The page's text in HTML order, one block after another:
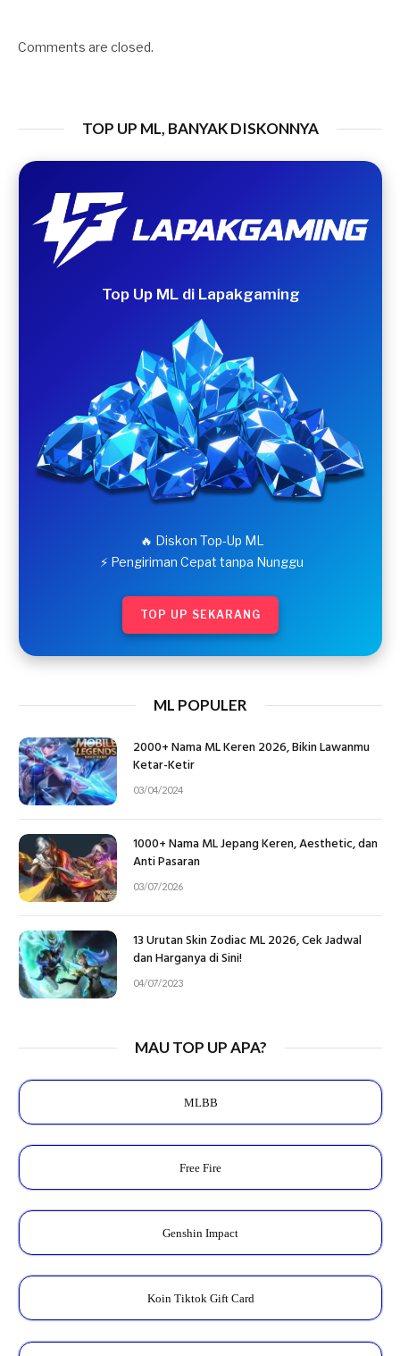
Comments are closed.
TOP UP ML, BANYAK DISKONNYA
Top Up ML di Lapakgaming
🔥 Diskon Top-Up ML
⚡ Pengiriman Cepat tanpa Nunggu
TOP UP SEKARANG
ML POPULER
2000+ Nama ML Keren 2026, Bikin Lawanmu
Ketar-Ketir
03/04/2024
1000+ Nama ML Jepang Keren, Aesthetic, dan
Anti Pasaran
03/07/2026
13 Urutan Skin Zodiac ML 2026, Cek Jadwal
dan Harganya di Sini!
04/07/2023
MAU TOP UP APA?
MLBB
Free Fire
Genshin Impact
Koin Tiktok Gift Card